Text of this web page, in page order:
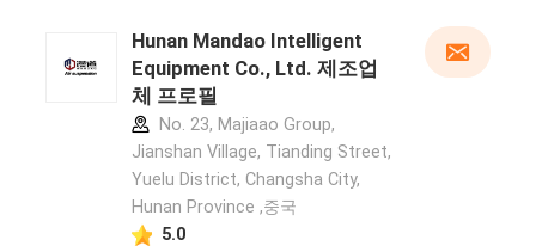
Hunan Mandao Intelligent
Equipment Co., Ltd. 제조업
체 프로필
No. 23, Majiaao Group,
Jianshan Village, Tianding Street,
Yuelu District, Changsha City,
Hunan Province ,중국
5.0